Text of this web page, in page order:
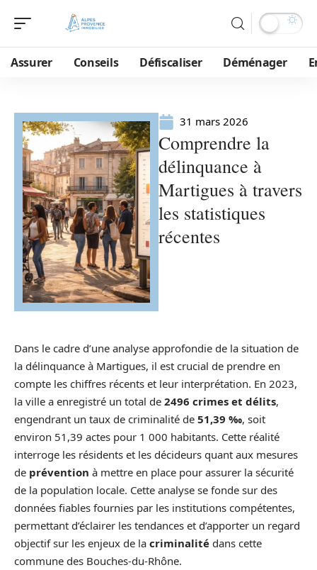
Assurer Conseils Défiscaliser Déménager
31 mars 2026
Comprendre la
délinquance à
Martigues à travers
les statistiques
récentes
Dans le cadre d’une analyse approfondie de la situation de
la délinquance à Martigues, il est crucial de prendre en
compte les chiffres récents et leur interprétation. En 2023,
la ville a enregistré un total de 2496 crimes et délits,
engendrant un taux de criminalité de 51,39 ‰, soit
environ 51,39 actes pour 1 000 habitants. Cette réalité
interroge les résidents et les décideurs quant aux mesures
de prévention à mettre en place pour assurer la sécurité
de la population locale. Cette analyse se fonde sur des
données fiables fournies par les institutions compétentes,
permettant d’éclairer les tendances et d’apporter un regard
objectif sur les enjeux de la criminalité dans cette
commune des Bouches-du-Rhône.